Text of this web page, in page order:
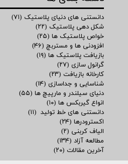
دانستنی های دنیای پلاستیک (۷۱)
شکل دهی پلاستیک (۲۲)
خواص پلاستیک ها (۲۵)
افزودنی ها و مستربچ (۴۶)
بازیافت پلاستیک ها (۱۹)
گرانول سازی (۲۷)
کارخانه بازیافت (۲۳)
شناسایی و جداسازی (۱۴)
دنیای سیلندر و مارپیچ ها (۵۵)
انواع گیربکس ها (۱۰)
دانستنی های خط تولید (۱۱)
اکسترودرها (۲۴)
الیاف کربنی (۲)
مطالعه آزاد (۱۳۴)
آخرین مقالات (۲۰)